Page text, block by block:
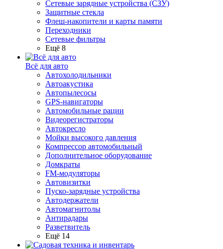
Сетевые зарядные устройства (СЗУ)
Защитные стекла
Флеш-накопители и карты памяти
Переходники
Сетевые фильтры
Ещё 8
Всё для авто
Автохолодильники
Автоакустика
Автопылесосы
GPS-навигаторы
Автомобильные рации
Видеорегистраторы
Автокресло
Мойки высокого давления
Компрессор автомобильный
Дополнительное оборудование
Домкраты
FM-модуляторы
Автовизитки
Пуско-зарядные устройства
Автодержатели
Автомагнитолы
Антирадары
Разветвитель
Ещё 14